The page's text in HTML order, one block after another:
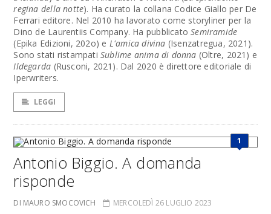
regina della notte). Ha curato la collana Codice Giallo per De
Ferrari editore. Nel 2010 ha lavorato come storyliner per la
Dino de Laurentiis Company. Ha pubblicatoSemiramide
(Epika Edizioni, 202o) e L'amica divina (Isenzatregua, 2021).
Sono stati ristampatiSublime anima di donna (Oltre, 2021) e
Ildegarda (Rusconi, 2021). Dal 2020 è direttore editoriale di
Iperwriters.
LEGGI
1
Antonio Biggio. A domanda
risponde
DI MAURO SMOCOVICH MERCOLEDÌ 26 LUGLIO 2023